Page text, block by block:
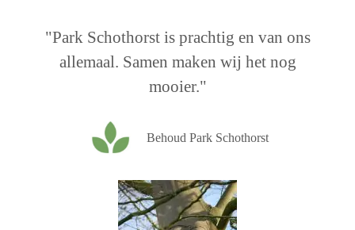
"Park Schothorst is prachtig en van ons
allemaal. Samen maken wij het nog
mooier."
Behoud Park Schothorst